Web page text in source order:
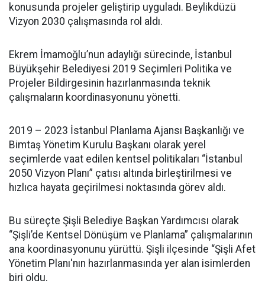
konusunda projeler geliştirip uyguladı. Beylikdüzü
Vizyon 2030 çalışmasında rol aldı.
Ekrem İmamoğlu’nun adaylığı sürecinde, İstanbul
Büyükşehir Belediyesi 2019 Seçimleri Politika ve
Projeler Bildirgesinin hazırlanmasında teknik
çalışmaların koordinasyonunu yönetti.
2019 – 2023 İstanbul Planlama Ajansı Başkanlığı ve
Bimtaş Yönetim Kurulu Başkanı olarak yerel
seçimlerde vaat edilen kentsel politikaları “İstanbul
2050 Vizyon Planı” çatısı altında birleştirilmesi ve
hızlıca hayata geçirilmesi noktasında görev aldı.
Bu süreçte Şişli Belediye Başkan Yardımcısı olarak
“Şişli’de Kentsel Dönüşüm ve Planlama” çalışmalarının
ana koordinasyonunu yürüttü. Şişli ilçesinde “Şişli Afet
Yönetim Planı'nın hazırlanmasında yer alan isimlerden
biri oldu.